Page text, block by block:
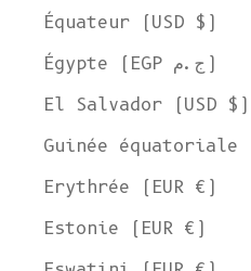
Équateur (USD $)
Égypte (EGP ج.م)
El Salvador (USD $)
Guinée équatoriale
Erythrée (EUR €)
Estonie (EUR €)